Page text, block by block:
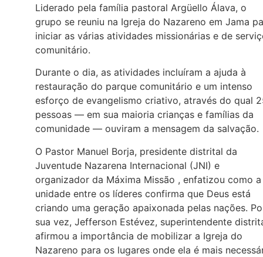
Liderado pela família pastoral Argüello Álava, o
grupo se reuniu na Igreja do Nazareno em Jama
iniciar as várias atividades missionárias e de
comunitário.
Durante o dia, as atividades incluíram a ajuda à
restauração do parque comunitário e um intenso
esforço de evangelismo criativo, através do qual
pessoas — em sua maioria crianças e famílias da
comunidade — ouviram a mensagem da salvação.
O Pastor Manuel Borja, presidente distrital da
Juventude Nazarena Internacional (JNI) e
organizador da Máxima Missão , enfatizou como a
unidade entre os líderes confirma que Deus está
criando uma geração apaixonada pelas nações.
sua vez, Jefferson Estévez, superintendente
afirmou a importância de mobilizar a Igreja do
Nazareno para os lugares onde ela é mais